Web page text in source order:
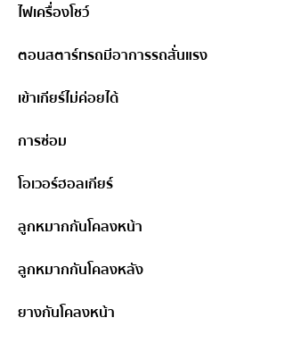
ไฟเครื่องโชว์
ตอนสตาร์ทรถมีอาการรถสั่นแรง
เข้าเกียร์ไม่ค่อยได้
การซ่อม
โอเวอร์ฮอลเกียร์
ลูกหมากกันโคลงหน้า
ลูกหมากกันโคลงหลัง
ยางกันโคลงหน้า